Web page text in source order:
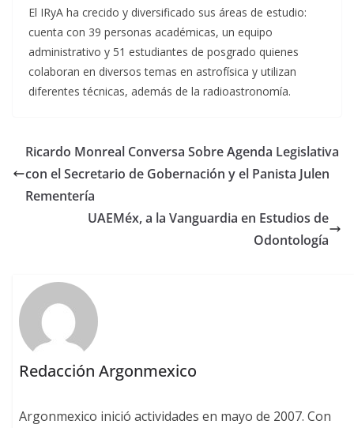
El IRyA ha crecido y diversificado sus áreas de estudio:
cuenta con 39 personas académicas, un equipo
administrativo y 51 estudiantes de posgrado quienes
colaboran en diversos temas en astrofísica y utilizan
diferentes técnicas, además de la radioastronomía.
Ricardo Monreal Conversa Sobre Agenda Legislativa
con el Secretario de Gobernación y el Panista Julen
Rementería
UAEMéx, a la Vanguardia en Estudios de
Odontología
Redacción Argonmexico
Argonmexico inició actividades en mayo de 2007. Con